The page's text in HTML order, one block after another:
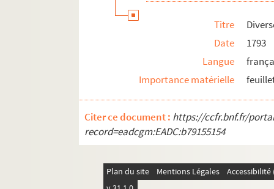
MS 1251-1293. Révolution en Alsace
MS 1294. Correspondance entre Berger-
MS 1429. Papiers et notes de famille - famille
Titre
Date
1793
Langue
Importance matérielle
Citer ce document : https://ccfr.bnf.fr/
record=eadcgm:EADC:b79155154
Plan du site Mentions Légales